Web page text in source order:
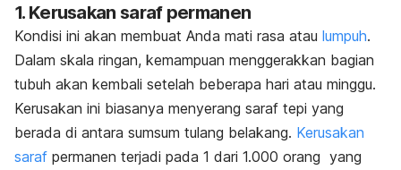
1. Kerusakan saraf permanen
Kondisi ini akan membuat Anda mati rasa atau lumpuh.
Dalam skala ringan, kemampuan menggerakkan bagian
tubuh akan kembali setelah beberapa hari atau minggu.
Kerusakan ini biasanya menyerang saraf tepi yang
berada di antara sumsum tulang belakang. Kerusakan
saraf permanen terjadi pada 1 dari 1.000 orang yang